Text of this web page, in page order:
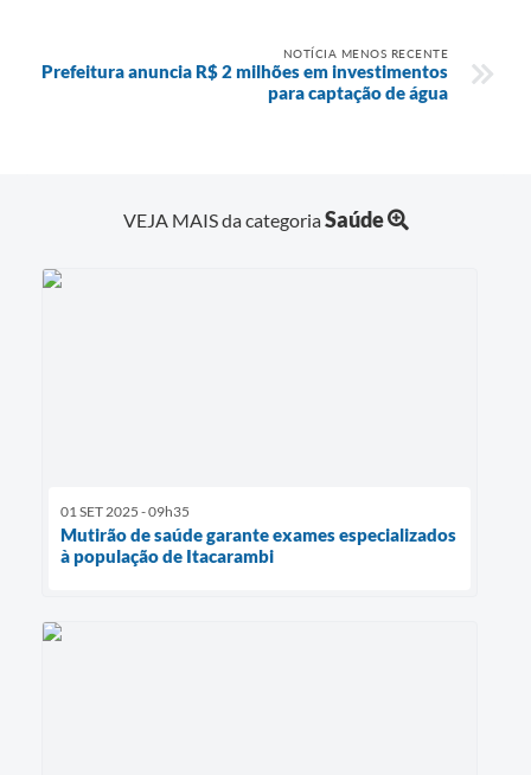
NOTÍCIA MENOS RECENTE
Prefeitura anuncia R$ 2 milhões em investimentos
para captação de água
VEJA MAIS da categoriaSaúde
01 SET 2025 - 09h35
Mutirão de saúde garante exames especializados
à população de Itacarambi